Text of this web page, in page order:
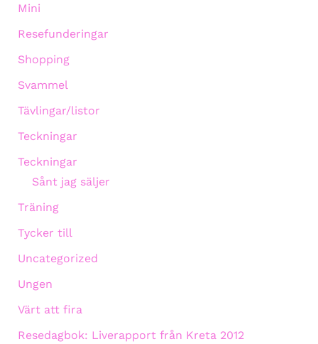
Mini
Resefunderingar
Shopping
Svammel
Tävlingar/listor
Teckningar
Teckningar
Sånt jag säljer
Träning
Tycker till
Uncategorized
Ungen
Värt att fira
Resedagbok: Liverapport från Kreta 2012